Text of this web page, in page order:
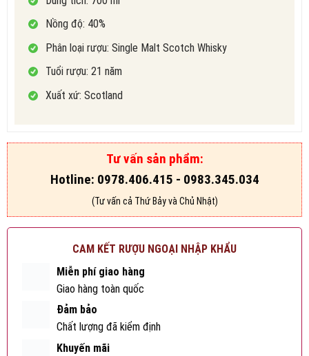
Nồng độ: 40%
Phân loại rượu: Single Malt Scotch Whisky
Tuổi rượu: 21 năm
Xuất xứ: Scotland
Tư vấn sản phẩm:
Hotline: 0978.406.415 - 0983.345.034
(Tư vấn cả Thứ Bảy và Chủ Nhật)
CAM KẾT RƯỢU NGOẠI NHẬP KHẨU
Miễn phí giao hàng
Giao hàng toàn quốc
Đảm bảo
Chất lượng đã kiểm định
Khuyến mãi